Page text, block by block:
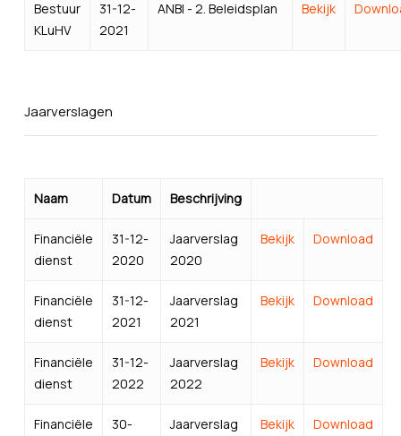
Bestuur
KLuHV
31-12-
2021
ANBI - 2. Beleidsplan Bekijk
Jaarverslagen
Naam Datum Beschrijving
Financiële
dienst
31-12-
2020
Jaarverslag
2020
Bekijk Download
Financiële
dienst
31-12-
2021
Jaarverslag
2021
Bekijk Download
Financiële
dienst
31-12-
2022
Jaarverslag
2022
Bekijk Download
Financiële
30-
Jaarverslag
Bekijk Download